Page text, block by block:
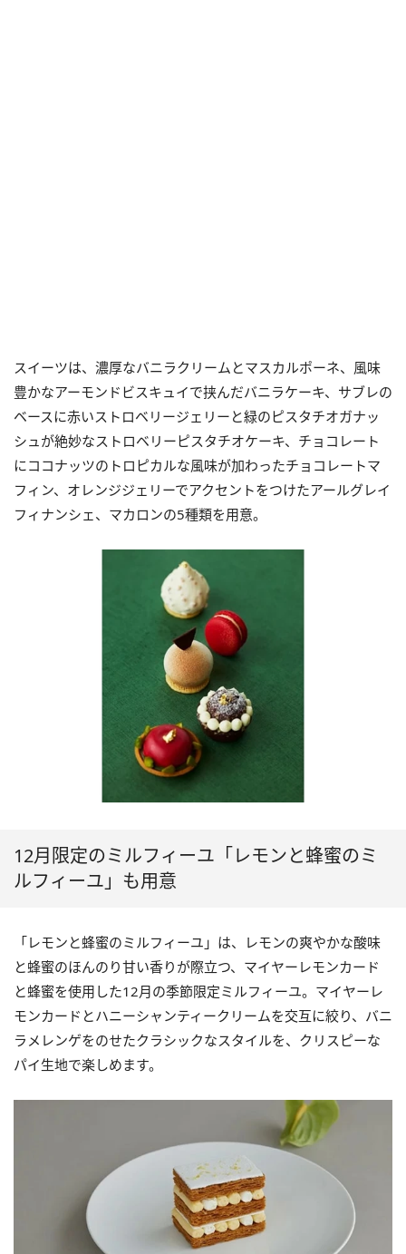
スイーツは、濃厚なバニラクリームとマスカルポーネ、風味
豊かなアーモンドビスキュイで挟んだバニラケーキ、サブレの
ベースに赤いストロベリージェリーと緑のピスタチオガナッ
シュが絶妙なストロベリーピスタチオケーキ、チョコレート
にココナッツのトロピカルな風味が加わったチョコレートマ
フィン、オレンジジェリーでアクセントをつけたアールグレイ
フィナンシェ、マカロンの5種類を用意。
12月限定のミルフィーユ「レモンと蜂蜜のミ
ルフィーユ」も用意
「レモンと蜂蜜のミルフィーユ」は、レモンの爽やかな酸味
と蜂蜜のほんのり甘い香りが際立つ、マイヤーレモンカード
と蜂蜜を使用した12月の季節限定ミルフィーユ。マイヤーレ
モンカードとハニーシャンティークリームを交互に絞り、バニ
ラメレンゲをのせたクラシックなスタイルを、クリスピーな
パイ生地で楽しめます。